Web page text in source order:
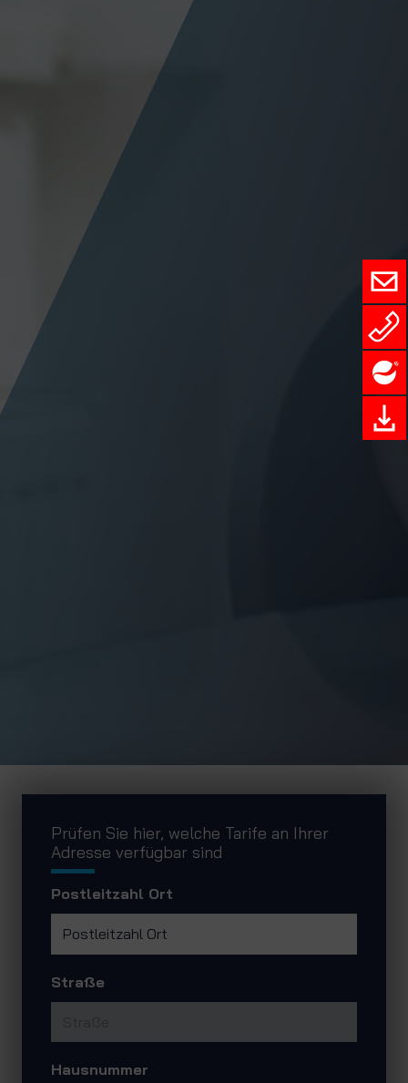
Prüfen Sie hier, welche Tarife an Ihrer
Adresse verfügbar sind
Postleitzahl Ort
Straße
Hausnummer